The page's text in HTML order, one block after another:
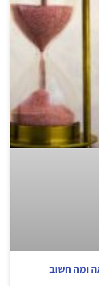
ומה חשוב